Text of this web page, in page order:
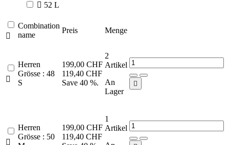
 52 L

Combination
name
Preis Menge

Herren
Grösse : 48
S
199,00 CHF
119,40 CHF
Save 40 %.
2
Artikel
An
Lager


Herren
Grösse : 50
199,00 CHF
119,40 CHF
1
Artikel